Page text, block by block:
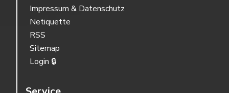
Impressum & Datenschutz
Netiquette
RSS
Sitemap
Login 🔒